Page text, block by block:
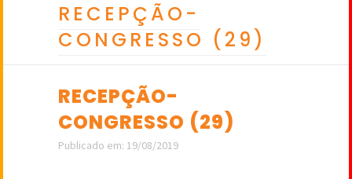
RECEPÇÃO-
CONGRESSO (29)
RECEPÇÃO-
CONGRESSO (29)
Publicado em: 19/08/2019